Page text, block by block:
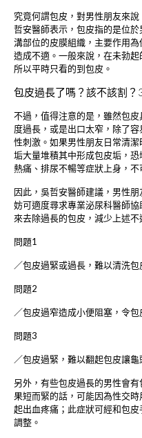
究竟何謂包皮，對男性朋友來
哲安醫師表示，包皮指的是位
溝部位的皮膜組織，主要作用
造成不適。一般來說，在未勃
所以平時只看的到包皮。
包皮過長了嗎？該不該割？
不過，值得注意的是，雖然包
度過長，或是出口太窄，除了
性刺激。如果男性朋友日常清
垢大量堆積其中形成包皮垢，
熱痛、排尿不暢等症狀上身，不
因此，吳哲安醫師建議，男性
妨可適度尋求專業泌尿科醫師
來去除過長的包皮，減少上述不
問題1
／包皮過緊或過長，難以清洗
問題2
／包皮過窄造成小便阻塞，令包
問題3
／包皮過緊，難以翻起包皮讓龜
另外，有些包皮過長的男性會
果短而緊的話，可能因為性交時
起出血疼痛；此症狀可經和包
調整。